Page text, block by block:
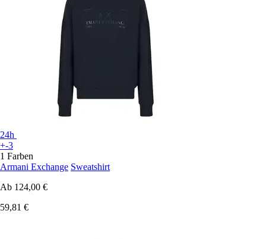
24h
+-3
1 Farben
Armani Exchange Sweatshirt
Ab 124,00 €
59,81 €